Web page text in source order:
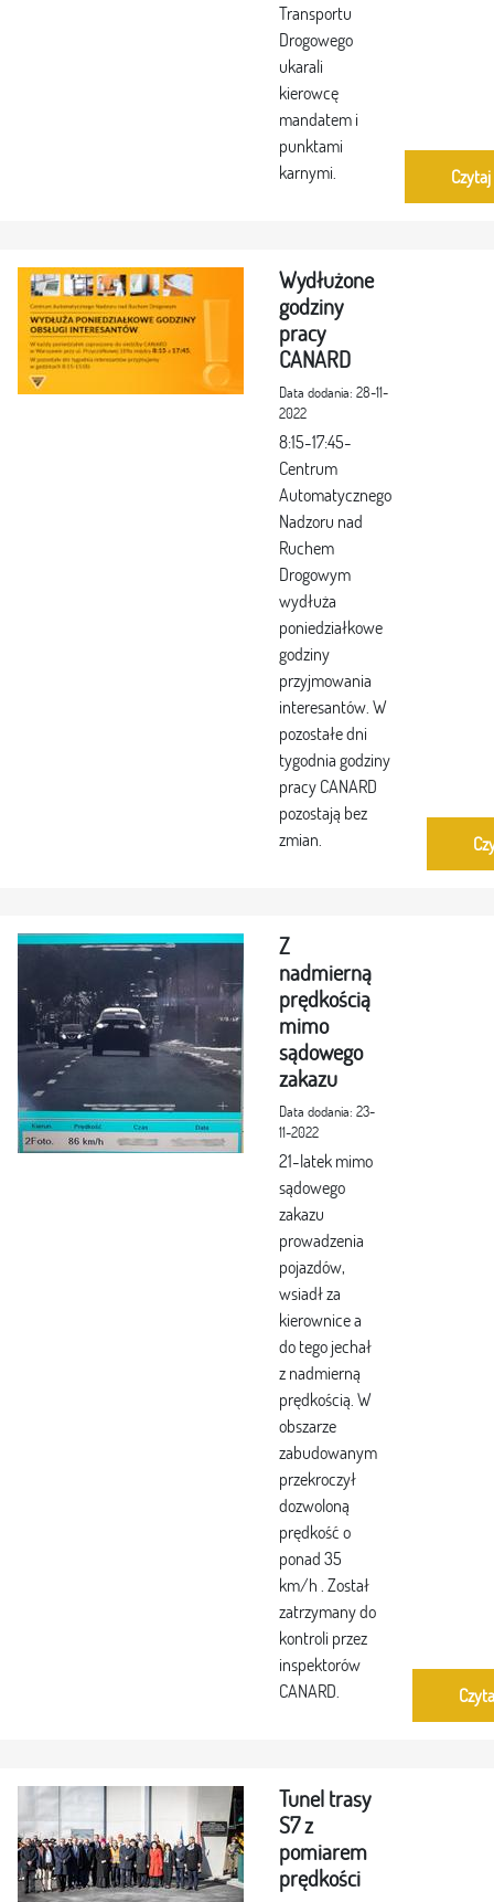
Transportu
Drogowego
ukarali
kierowcę
mandatem i
punktami
karnymi.
Wydłużone
godziny
pracy
CANARD
Data dodania: 28-11-
2022
8:15-17:45-
Centrum
Automatycznego
Nadzoru nad
Ruchem
Drogowym
wydłuża
poniedziałkowe
godziny
przyjmowania
interesantów. W
pozostałe dni
tygodnia godziny
pracy CANARD
pozostają bez
zmian.
Z
nadmierną
prędkością
mimo
sądowego
zakazu
Data dodania: 23-
11-2022
21-latek mimo
sądowego
zakazu
prowadzenia
pojazdów,
wsiadł za
kierownice a
do tego jechał
z nadmierną
prędkością. W
obszarze
zabudowanym
przekroczył
dozwoloną
prędkość o
ponad 35
km/h . Został
zatrzymany do
kontroli przez
inspektorów
CANARD.
Tunel trasy
S7 z
pomiarem
prędkości